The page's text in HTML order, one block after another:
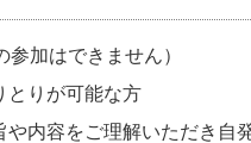
参加はできません）
とりが可能な方
や内容をご理解いただき自